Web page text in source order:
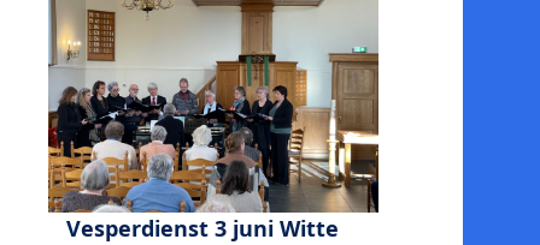
Vesperdienst 3 juni Witte